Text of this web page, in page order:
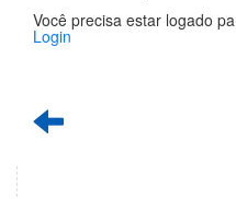
Você precisa estar logado
Login